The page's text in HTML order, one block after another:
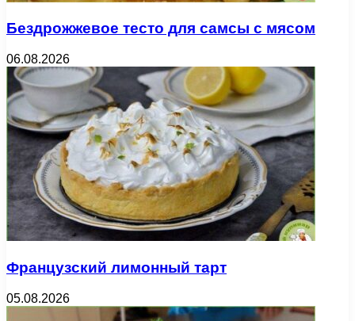
Бездрожжевое тесто для самсы с мясом
06.08.2026
Французский лимонный тарт
05.08.2026